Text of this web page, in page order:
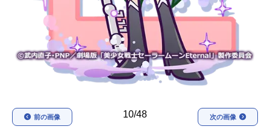
10/48
前の画像 次の画像